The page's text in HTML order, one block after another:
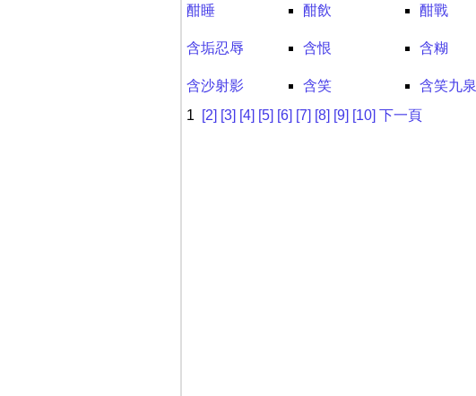
酣睡 酣飲 酣戰
含垢忍辱 含恨 含糊
含沙射影 含笑 含笑九泉
1
[2] [3] [4] [5] [6] [7] [8] [9] [10] 下一頁